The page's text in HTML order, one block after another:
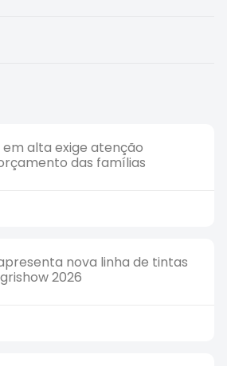
alta exige atenção
das famílias
nova linha de tintas
2026